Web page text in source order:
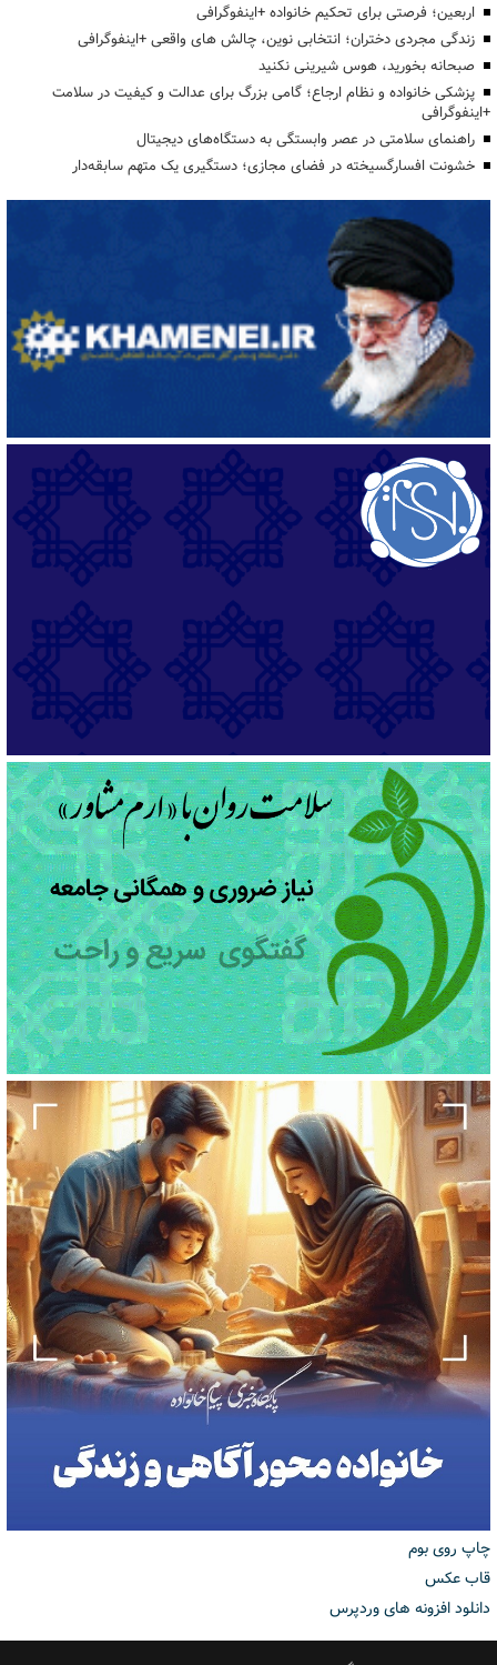
اربعین؛ فرصتی برای تحکیم خانواده +اینفوگرافی
زندگی مجردی دختران؛ انتخابی نوین، چالش های واقعی +اینفوگرافی
صبحانه بخورید، هوس شیرینی نکنید
پزشکی خانواده و نظام ارجاع؛ گامی بزرگ برای عدالت و کیفیت در سلامت
+اینفوگرافی
راهنمای سلامتی در عصر وابستگی به دستگاه‌های دیجیتال
خشونت افسارگسیخته در فضای مجازی؛ دستگیری یک متهم سابقه‌دار
چاپ روی بوم
قاب عکس
دانلود افزونه های وردپرس